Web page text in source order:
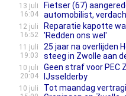
13 juli
16:04
Fietser (67)
automobilist,
12 juli
16:52
Reparatie kapotte
'Redden ons wel'
11 juli
19:03
25 jaar na overlijden
steeg in Zwolle aan
10 juli
20:04
Geen straf voor PEC
IJsselderby
10 juli
Tot maandag